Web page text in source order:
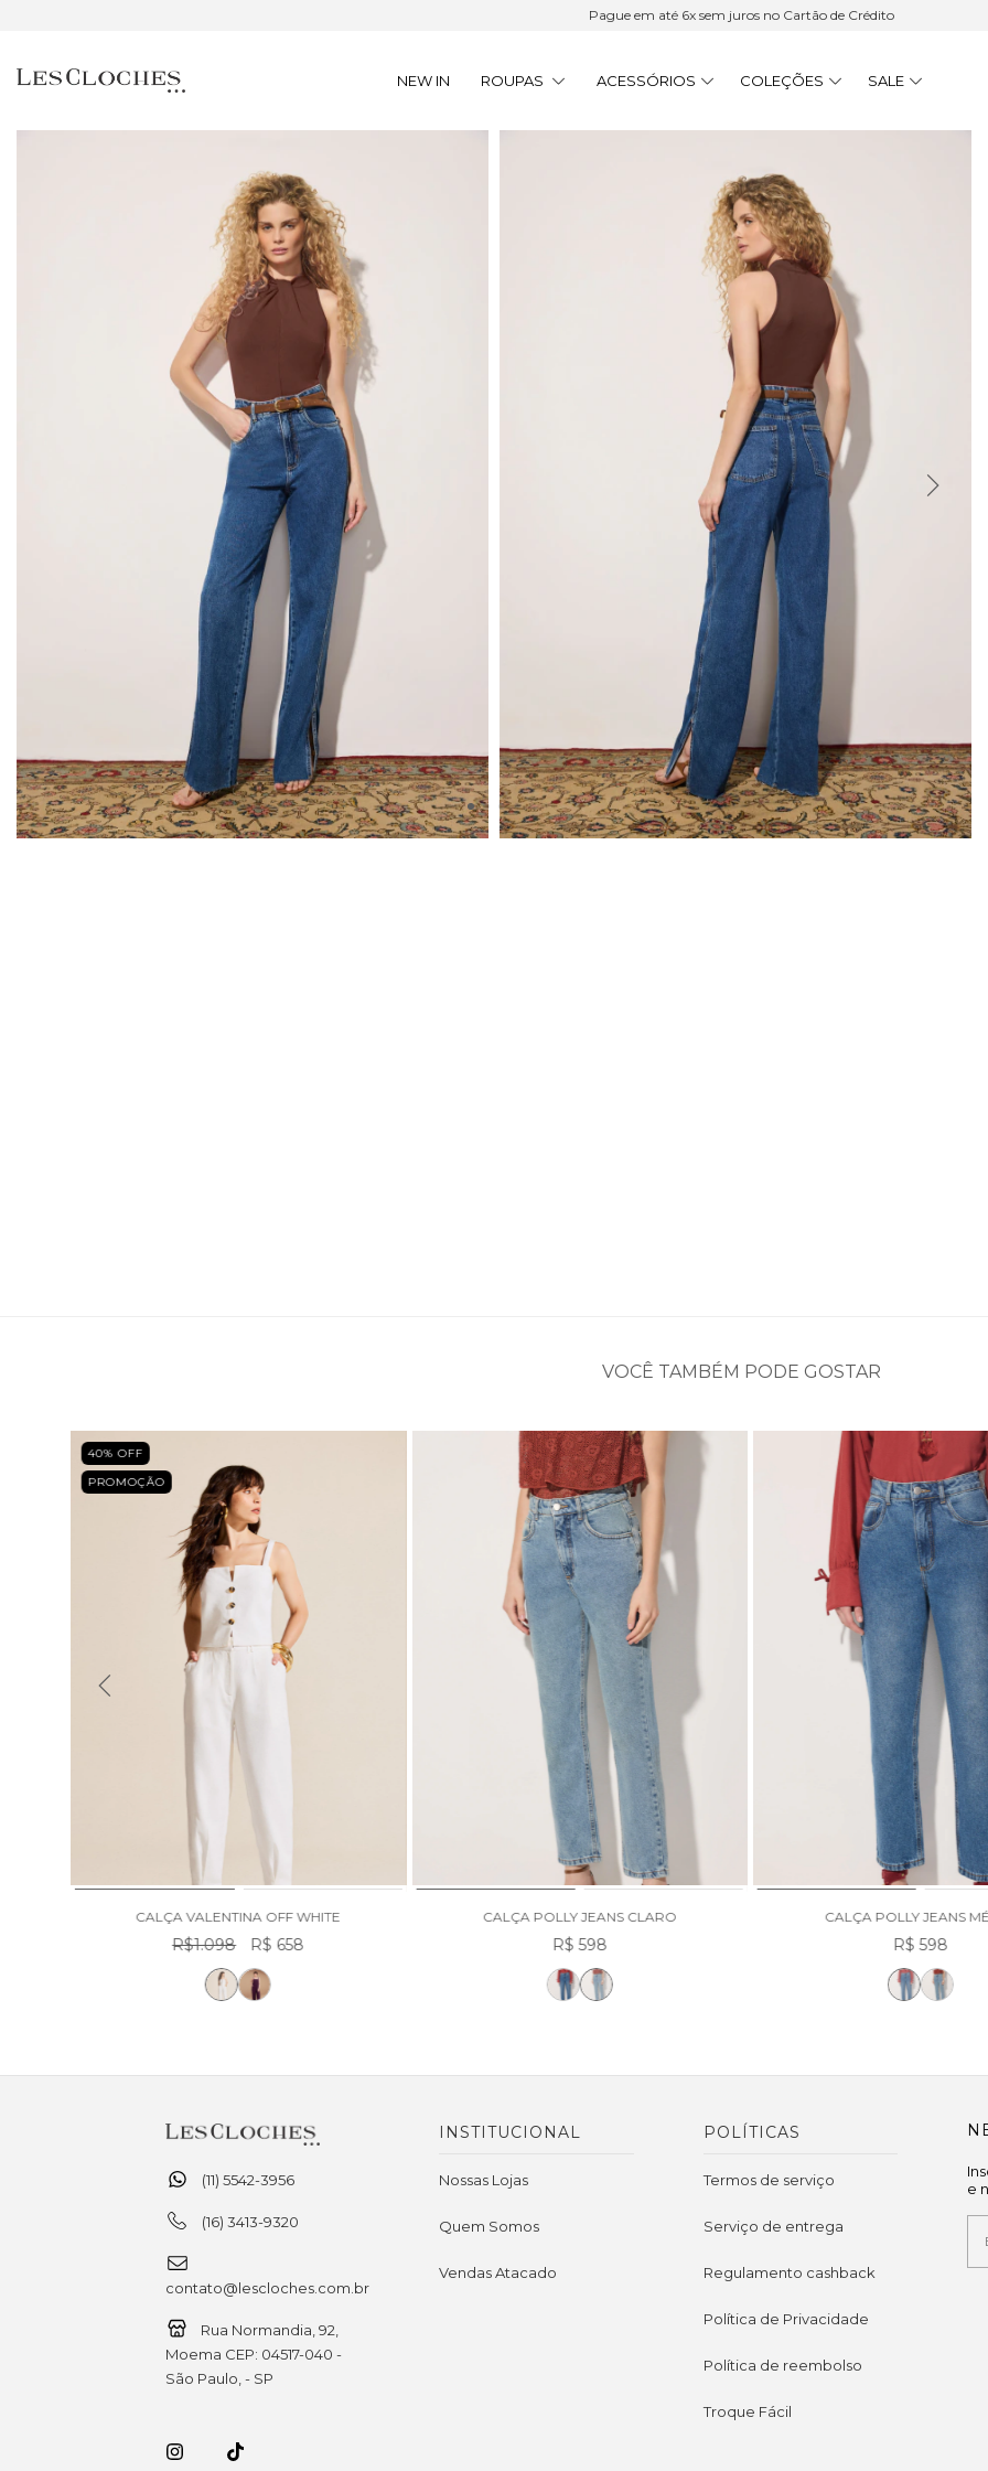
Pague em até 6x sem juros no Cartão de Crédito
NEW IN ROUPAS ACESSÓRIOS COLEÇÕES SALE
VOCÊ TAMBÉM PODE GOSTAR
40% OFF
PROMOÇÃO
CALÇA VALENTINA OFF WHITE
R$1.098 R$ 658
CALÇA POLLY JEANS CLARO
R$ 598
CALÇA POLLY JEANS
R$ 598
(11) 5542-3956
(16) 3413-9320
contato@lescloches.com.br
Rua Normandia, 92,
Moema CEP: 04517-040 -
São Paulo, - SP
INSTITUCIONAL
Nossas Lojas
Quem Somos
Vendas Atacado
POLÍTICAS
Termos de serviço
Serviço de entrega
Regulamento cashback
Política de Privacidade
Política de reembolso
Troque Fácil
e